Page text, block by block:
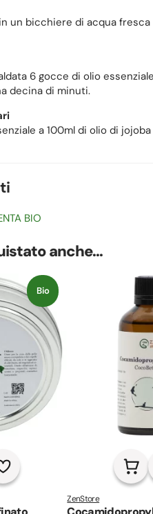
un bicchiere di acqua
6 gocce di olio
decina di minuti.
a 100ml di olio di
BIO
anche...
Bio
ZenStore